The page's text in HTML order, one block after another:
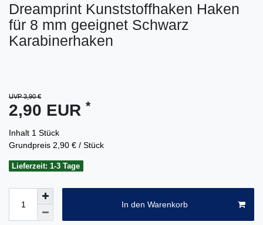
Dreamprint Kunststoffhaken Haken
für 8 mm geeignet Schwarz
Karabinerhaken
UVP 3,90 €
2,90 EUR *
Inhalt 1 Stück
Grundpreis 2,90 € / Stück
Lieferzeit: 1-3 Tage
In den Warenkorb